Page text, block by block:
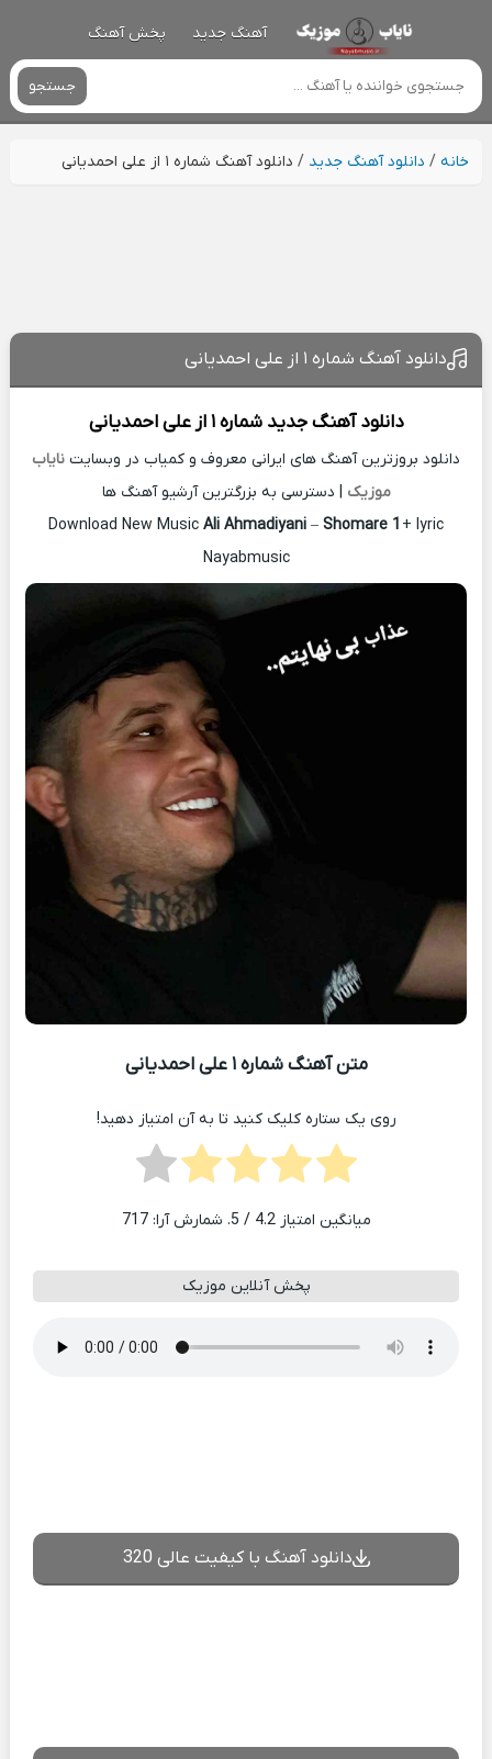
آهنگ جدید پخش آهنگ
جستجو
خانه/ دانلود آهنگ جدید / دانلود آهنگ شماره ۱ از علی احمدیانی
دانلود آهنگ شماره ۱ از علی احمدیانی
دانلود آهنگ جدید شماره ۱ از علی احمدیانی
دانلود بروزترین آهنگ های ایرانی معروف و کمیاب در وبسایت نایاب
موزیک | دسترسی به بزرگترین آرشیو آهنگ ها
Download New Music Ali Ahmadiyani – Shomare 1 + lyric
Nayabmusic
متن آهنگ شماره ۱ علی احمدیانی
روی یک ستاره کلیک کنید تا به آن امتیاز دهید!
میانگین امتیاز4.2 / 5. شمارش آرا: 717
پخش آنلاین موزیک
دانلود آهنگ با کیفیت عالی 320